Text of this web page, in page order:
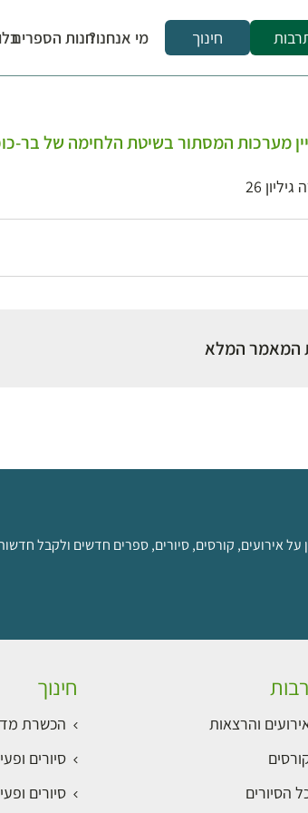
חינוך מי אנחנו?חנות הספרים
מערכות המסתור בשיטת הלחימה של בר-
26
המאמר המלא
על אירועים, קורסים, סיורים, ספרים חדשים ולקבל
והרצאות
הסיורים
חינוך
הכשרת
סיורים
סיורים